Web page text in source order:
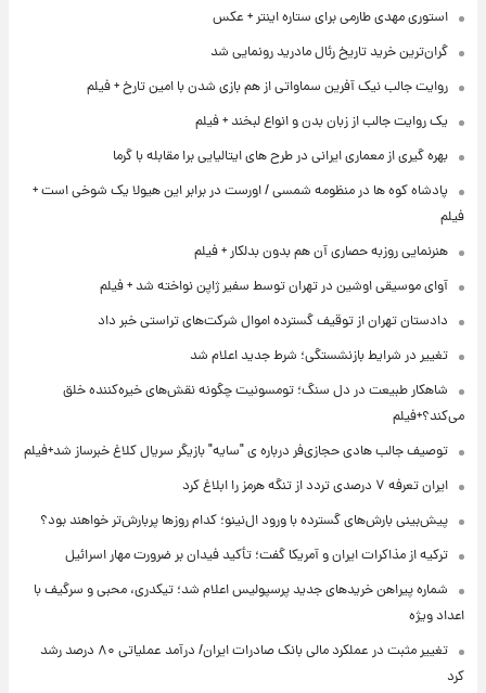
استوری مهدی طارمی برای ستاره اینتر + عکس
گران‌ترین خرید تاریخ رئال مادرید رونمایی شد
روایت جالب نیک آفرین سماواتی از هم بازی شدن با امین تارخ + فیلم
یک روایت جالب از زبان بدن و انواع لبخند + فیلم
بهره گیری از معماری ایرانی در طرح های ایتالیایی برا مقابله با گرما
پادشاه کوه ها در منظومه شمسی / اورست در برابر این هیولا یک شوخی است +
فیلم
هنرنمایی روزبه حصاری آن هم بدون بدلکار + فیلم
آوای موسیقی اوشین در تهران توسط سفیر ژاپن نواخته شد + فیلم
دادستان تهران از توقیف گسترده اموال شرکت‌های تراستی خبر داد
تغییر در شرایط بازنشستگی؛ شرط جدید اعلام شد
شاهکار طبیعت در دل سنگ؛ تومسونیت چگونه نقش‌های خیره‌کننده خلق
می‌کند؟+فیلم
توصیف جالب هادی حجازی‌فر درباره ی "سایه" بازیگر سریال کلاغ خبرساز شد+فیلم
ایران تعرفه ۷ درصدی تردد از تنگه هرمز را ابلاغ کرد
پیش‌بینی بارش‌های گسترده با ورود ال‌نینو؛ کدام روزها پربارش‌تر خواهند بود؟
ترکیه از مذاکرات ایران و آمریکا گفت؛ تأکید فیدان بر ضرورت مهار اسرائیل
شماره پیراهن خریدهای جدید پرسپولیس اعلام شد؛ تیکدری، محبی و سرگیف با
اعداد ویژه
تغییر مثبت در عملکرد مالی بانک صادرات ایران/ درآمد عملیاتی ۸۰ درصد رشد
کرد